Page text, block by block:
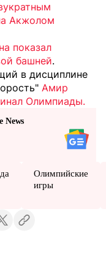
Акжолом
показал
башней.
в дисциплине
Амир
Олимпиады.
News
Олимпийские
игры